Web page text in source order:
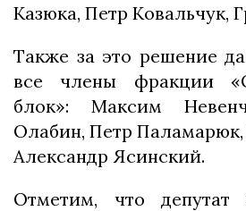
Казюка, Петр Ковальчук,
Также за это решение
все члены фракции
блок»: Максим
Олабин, Петр
Александр Ясинский.
Отметим, что